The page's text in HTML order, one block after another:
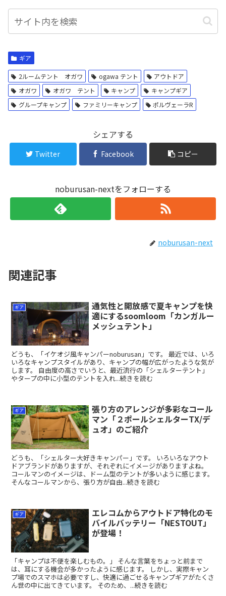
ギア
2ルームテント オガワ ogawa テント
アウトドア
オガワ
オガワ テント キャンプ
キャンプギア
グループキャンプ
ファミリーキャンプ ポルヴェーラR
シェアする
Twitter Facebook コピー
noburusan-nextをフォローする
noburusan-next
関連記事
ギア
通気性と開放感で夏キャンプを快
適にするsoomloom「カンガルー
メッシュテント」
どうも、「イケオジ風キャンパーnoburusan」です。 最近では、いろ
いろなキャンプスタイルがあり、キャンプの幅が広がったような気が
します。 自由度の高さでいうと、最近流行の「シェルターテント」
やタープの中に小型のテントを入れ...続きを読む
ギア
張り方のアレンジが多彩なコール
マン「２ポールシェルターTX/デ
ュオ」のご紹介
どうも、「シェルター大好きキャンパー」です。 いろいろなアウト
ドアブランドがありますが、それぞれにイメージがありますよね。
コールマンのイメージは、ドーム型のテントが多いように感じます。
そんなコールマンから、張り方が自由...続きを読む
ギア
エレコムからアウトドア特化のモ
バイルバッテリー「NESTOUT」
が登場！
「キャンプは不便を楽しむもの。」 そんな言葉をちょっと前まで
は、耳にする機会が多かったように感じます。 しかし、実際キャン
プ場でのスマホは必要ですし、快適に過ごせるキャンプギアがたくさ
ん世の中に出てきています。 そのため、...続きを読む